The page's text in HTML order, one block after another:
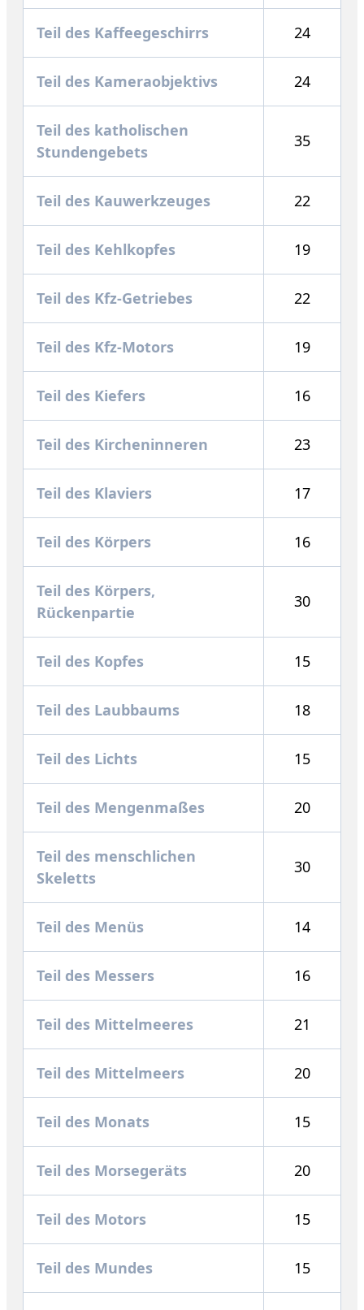
Teil des Kaffeegeschirrs 24
Teil des Kameraobjektivs 24
Teil des katholischen
Stundengebets
35
Teil des Kauwerkzeuges 22
Teil des Kehlkopfes 19
Teil des Kfz-Getriebes 22
Teil des Kfz-Motors 19
Teil des Kiefers 16
Teil des Kircheninneren 23
Teil des Klaviers 17
Teil des Körpers 16
Teil des Körpers,
Rückenpartie
30
Teil des Kopfes 15
Teil des Laubbaums 18
Teil des Lichts 15
Teil des Mengenmaßes 20
Teil des menschlichen
Skeletts
30
Teil des Menüs 14
Teil des Messers 16
Teil des Mittelmeeres 21
Teil des Mittelmeers 20
Teil des Monats 15
Teil des Morsegeräts 20
Teil des Motors 15
Teil des Mundes 15